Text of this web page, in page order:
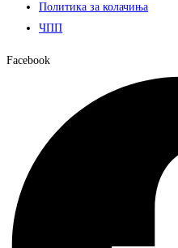
Политика за колачиња
ЧПП
Facebook